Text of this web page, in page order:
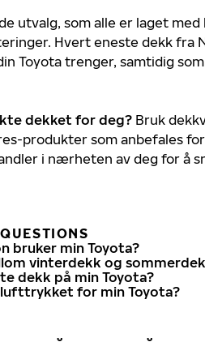
utvalg, som alle er laget
Hvert eneste dekk fra
Toyota trenger, samtidig
dekket for deg? Bruk
produkter som anbefales
i nærheten av deg for å
bruker min Toyota?
vinterdekk og
dekk på min Toyota?
for min Toyota?